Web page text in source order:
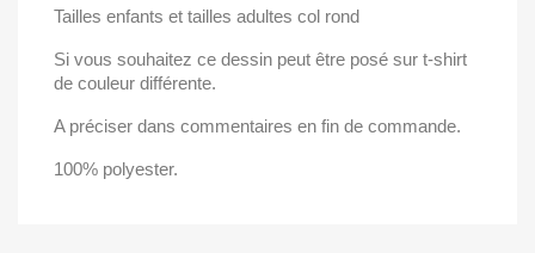
Tailles enfants et tailles adultes col rond
Si vous souhaitez ce dessin peut être posé sur t-shirt
de couleur différente.
A préciser dans commentaires en fin de commande.
100% polyester.